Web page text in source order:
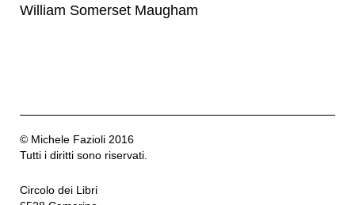
William Somerset Maugham
© Michele Fazioli 2016
Tutti i diritti sono riservati.
Circolo dei Libri